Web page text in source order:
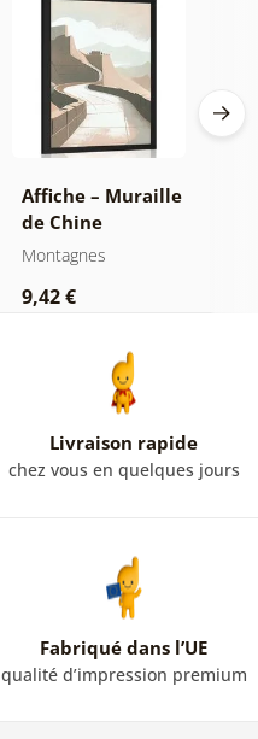
Affiche – Muraille
de Chine
mondialement
Montagnes
9,42 €
Livraison rapide
chez vous en quelques jours
Fabriqué dans l’UE
qualité d’impression premium